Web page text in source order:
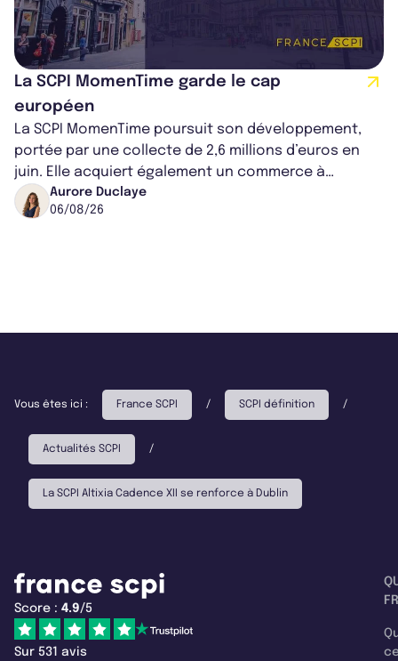
La SCPI MomenTime garde le cap
européen
La SCPI MomenTime poursuit son développement,
portée par une collecte de 2,6 millions d’euros en
juin. Elle acquiert également un commerce à
Worcester, place une plateforme logisti...
Aurore Duclaye
06/08/26
Vous êtes ici : France SCPI / SCPI définition /
Actualités SCPI /
La SCPI Altixia Cadence XII se renforce à Dublin
Score : 4.9/5
Sur 531 avis